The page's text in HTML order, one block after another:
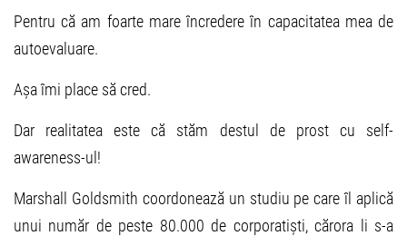
Pentru că am foarte mare încredere în capacitatea mea de
autoevaluare.
Așa îmi place să cred.
Dar realitatea este că stăm destul de prost cu self-
awareness-ul!
Marshall Goldsmith coordonează un studiu pe care îl aplică
unui număr de peste 80.000 de corporatiști, cărora li s-a